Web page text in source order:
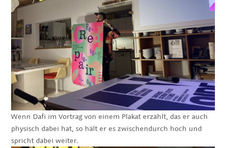
Wenn Dafi im Vortrag von einem Plakat erzählt, das er auch
physisch dabei hat, so hält er es zwischendurch hoch und
spricht dabei weiter.